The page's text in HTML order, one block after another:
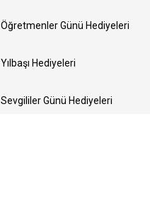
Öğretmenler Günü Hediyeleri
Yılbaşı Hediyeleri
Sevgililer Günü Hediyeleri